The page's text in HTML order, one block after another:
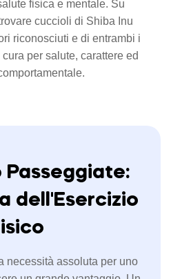
fisica e mentale. Su
cuccioli di Shiba Inu
riconosciuti e di entrambi i
per salute, carattere ed
Passeggiate:
dell'Esercizio
necessità assoluta per uno